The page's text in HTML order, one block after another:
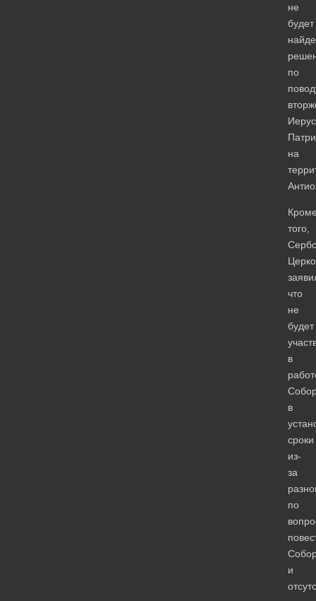
не
будет
по
на
того,
что
не
будет
в
в
сроки
из-
за
по
и